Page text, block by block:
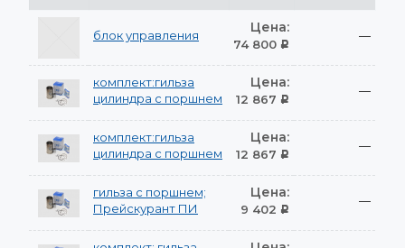
блок управления Цена:
74 800 Р
—
комплект:гильза
цилиндра с поршнем
Цена:
12 867 Р
—
комплект:гильза
цилиндра с поршнем
Цена:
12 867 Р
—
гильза с поршнем;
Прейскурант ПИ
Цена:
9 402 Р
—